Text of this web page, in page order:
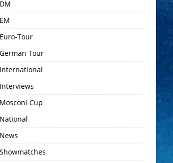
DM
EM
Euro-Tour
German Tour
International
Interviews
Mosconi Cup
National
News
Showmatches